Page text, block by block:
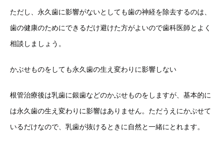
ただし、永久歯に影響がないとしても歯の神経を除去するのは、
歯の健康のためにできるだけ避けた方がよいので歯科医師とよく
相談しましょう。
かぶせものをしても永久歯の生え変わりに影響しない
根管治療後は乳歯に銀歯などのかぶせものをしますが、基本的に
は永久歯の生え変わりに影響はありません。ただうえにかぶせて
いるだけなので、乳歯が抜けるときに自然と一緒にとれます。